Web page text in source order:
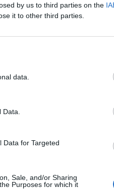
by us to third parties on the
it to other third parties.
data.
Data for Targeted
Sale, and/or Sharing
Purposes for which it
Facebook